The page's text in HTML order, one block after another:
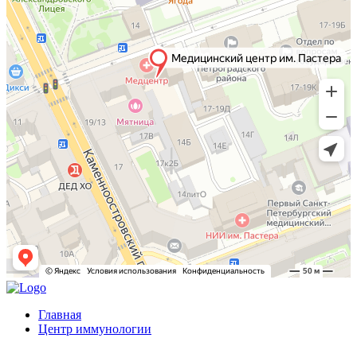
Главная
Центр иммунологии